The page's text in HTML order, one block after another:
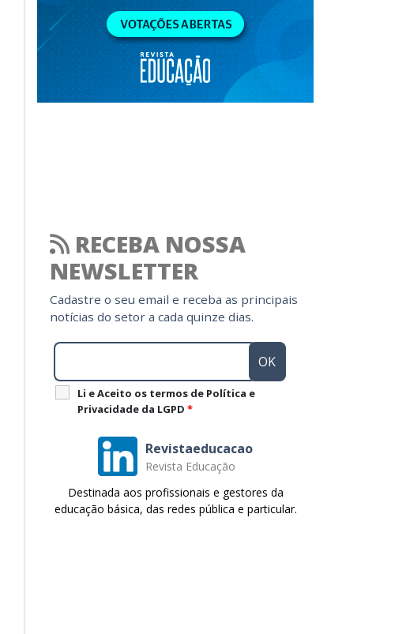
RECEBA NOSSA
NEWSLETTER
Cadastre o seu email e receba as principais
notícias do setor a cada quinze dias.
Li e Aceito os termos de Política e
Privacidade da LGPD *
Revistaeducacao
Revista Educação
Destinada aos profissionais e gestores da
educação básica, das redes pública e particular.